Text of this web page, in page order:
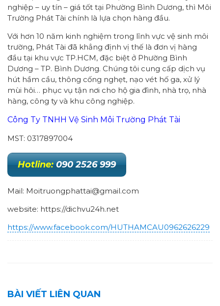
nghiệp – uy tín – giá tốt tại Phường Bình Dương, thì Môi
Trường Phát Tài chính là lựa chọn hàng đầu.
Với hơn 10 năm kinh nghiệm trong lĩnh vực vệ sinh môi
trường, Phát Tài đã khẳng định vị thế là đơn vị hàng
đầu tại khu vực TP.HCM, đặc biệt ở Phường Bình
Dương – TP. Bình Dương. Chúng tôi cung cấp dịch vụ
hút hầm cầu, thông cống nghẹt, nạo vét hố ga, xử lý
mùi hôi… phục vụ tận nơi cho hộ gia đình, nhà trọ, nhà
hàng, công ty và khu công nghiệp.
Công Ty TNHH Vệ Sinh Môi Trường Phát Tài
MST: 0317897004
Hotline: 090 2526 999
Mail: Moitruongphattai@gmail.com
website: https://dichvu24h.net
https://www.facebook.com/HUTHAMCAU0962626229
BÀI VIẾT LIÊN QUAN